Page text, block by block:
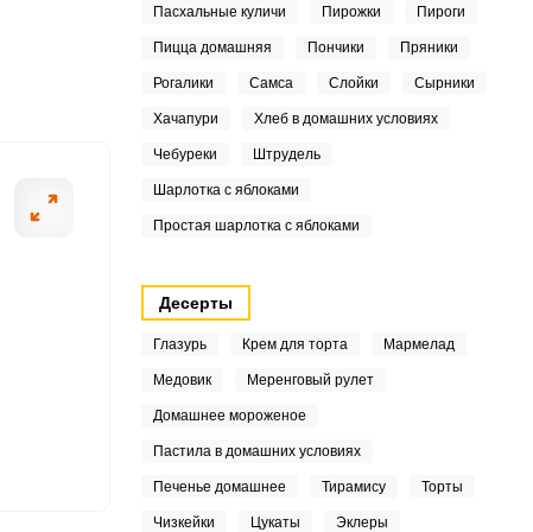
Пасхальные куличи Пирожки Пироги
Пицца домашняя Пончики Пряники
Рогалики Самса Слойки Сырники
Хачапури Хлеб в домашних условиях
Чебуреки Штрудель
Шарлотка с яблоками
Простая шарлотка с яблоками
Десерты
Глазурь Крем для торта Мармелад
Медовик Меренговый рулет
Домашнее мороженое
Пастила в домашних условиях
Печенье домашнее Тирамису Торты
Чизкейки Цукаты Эклеры
ШАГ
2 ИЗ 14